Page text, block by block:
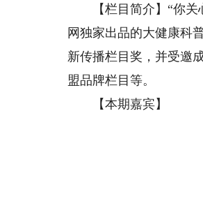
【栏目简介】“你关
网独家出品的大健康科
新传播栏目奖，并受邀
盟品牌栏目等。
【本期嘉宾】